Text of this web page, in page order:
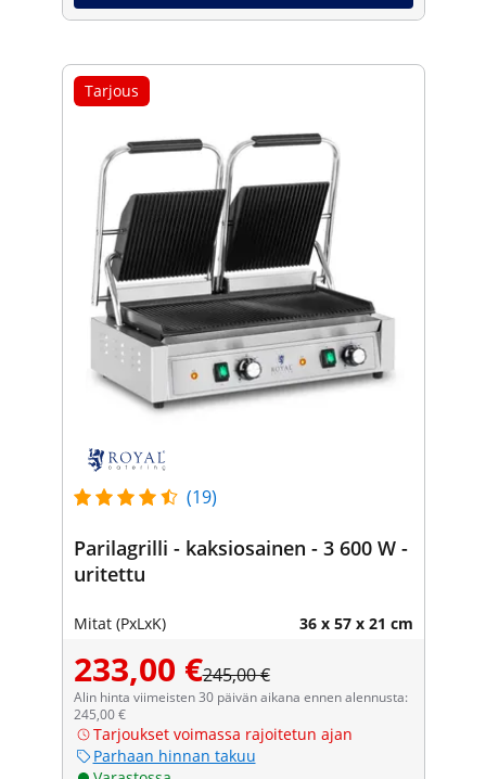
Tarjous
(19)
Parilagrilli - kaksiosainen - 3 600 W -
uritettu
Mitat (PxLxK) 36 x 57 x 21 cm
233,00 €245,00 €
Alin hinta viimeisten 30 päivän aikana ennen alennusta:
245,00 €
Tarjoukset voimassa rajoitetun ajan
Parhaan hinnan takuu